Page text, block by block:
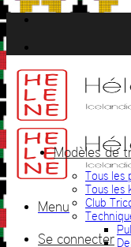
Passer
au
contenu
Menu
Se connecter
Modèles de
Tous les
Tous les
Club